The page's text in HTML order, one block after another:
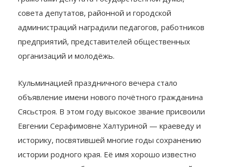
Благодарственными письмами и почётными
грамотами депутата Государственной думы,
совета депутатов, районной и городской
администраций наградили педагогов, работников
предприятий, представителей общественных
Кульминацией праздничного вечера стало
объявление имени нового почётного гражданина
Сясьстроя. В этом году высокое звание присвоили
Евгении Серафимовне Халтуриной — краеведу и
историку, посвятившей многие годы сохранению